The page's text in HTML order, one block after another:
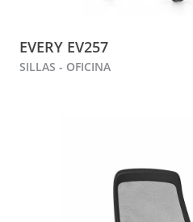
EVERY EV257
SILLAS - OFICINA